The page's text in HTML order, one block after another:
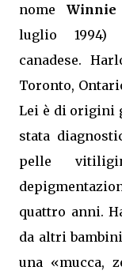
nome
luglio
canadese.
Toronto,
Lei è di origini
stata
pelle
quattro anni.
da altri
una «mucca,